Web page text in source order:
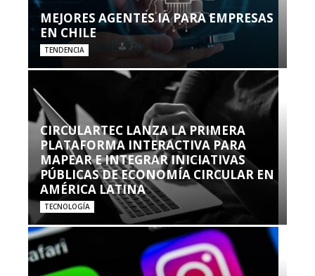
MEJORES AGENTES IA PARA EMPRESAS
EN CHILE
TENDENCIA
CIRCULARTEC LANZA LA PRIMERA
PLATAFORMA INTERACTIVA PARA
MAPEAR E INTEGRAR INICIATIVAS
PÚBLICAS DE ECONOMÍA CIRCULAR EN
AMÉRICA LATINA
TECNOLOGÍA